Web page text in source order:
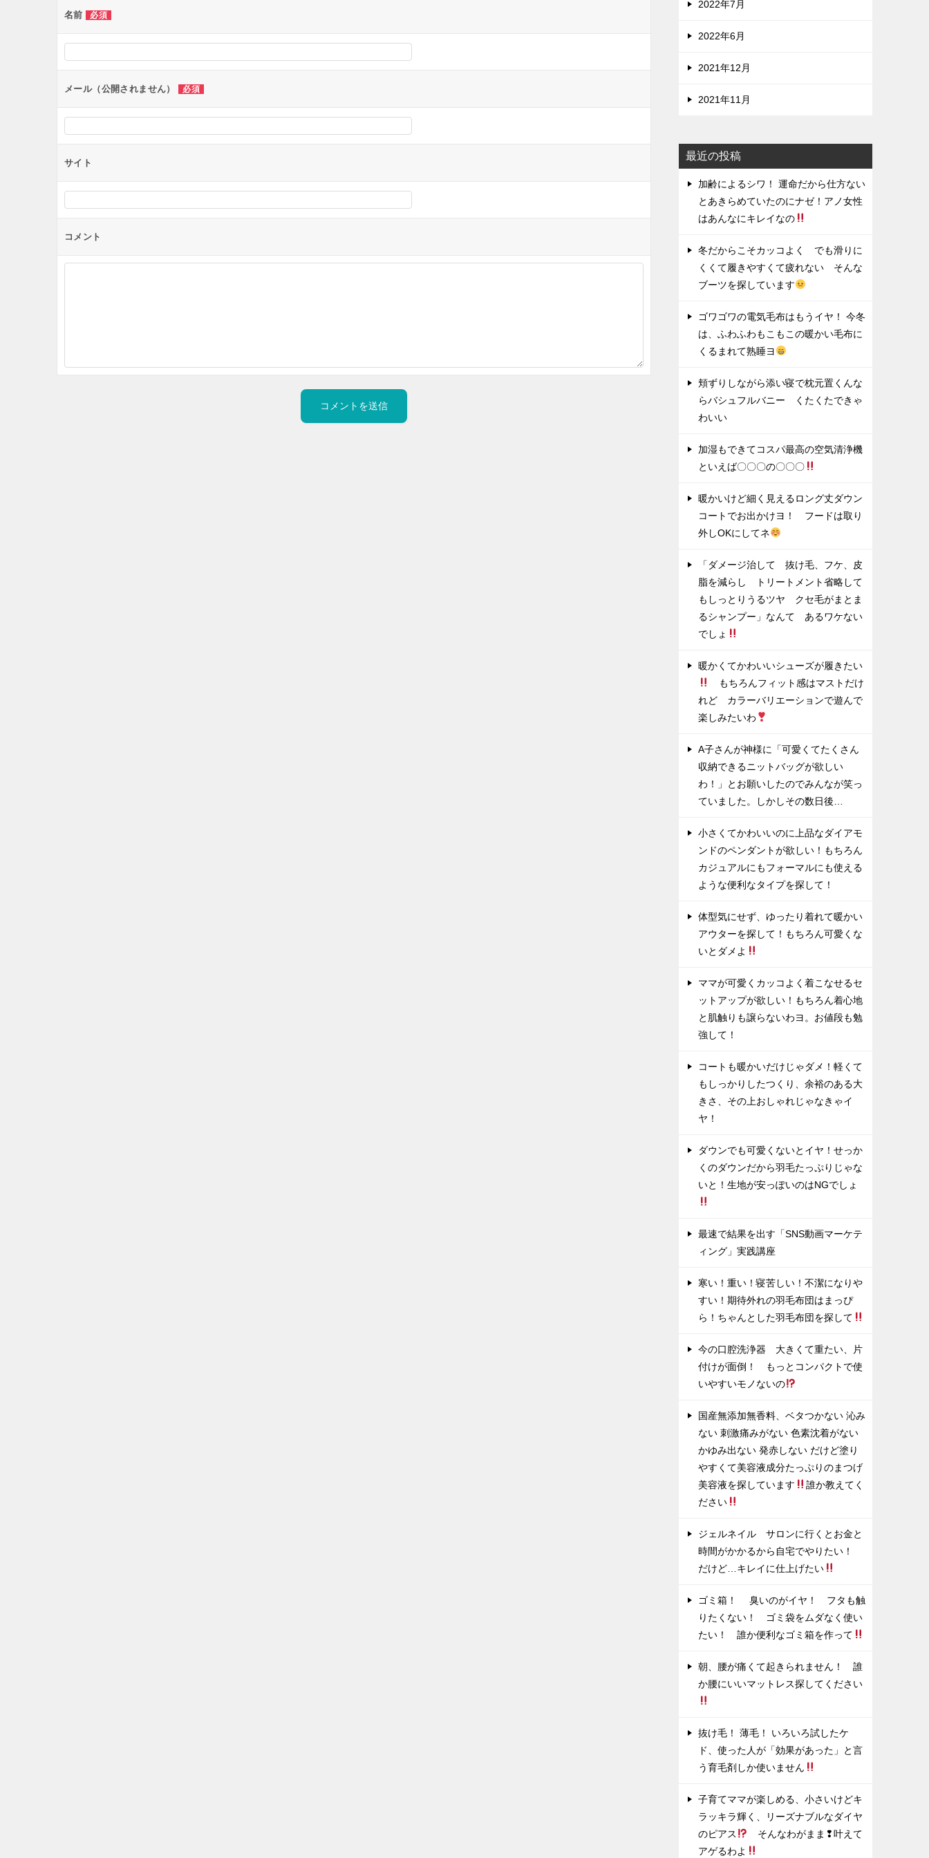
ー
ョ
ン
名前 必須
メール（公開されません） 必須
サイト
コメント
2022年7月
2022年6月
2021年12月
2021年11月
最近の投稿
加齢によるシワ！ 運命だから仕方ない
とあきらめていたのにナゼ！アノ女性
はあんなにキレイなの
冬だからこそカッコよく でも滑りに
くくて履きやすくて疲れない そんな
ブーツを探しています
ゴワゴワの電気毛布はもうイヤ！ 今冬
は、ふわふわもこもこの暖かい毛布に
くるまれて熟睡ヨ
頬ずりしながら添い寝で枕元置くんな
らバシュフルバニー くたくたできゃ
わいい
加湿もできてコスパ最高の空気清浄機
といえば〇〇〇の〇〇〇
暖かいけど細く見えるロング丈ダウン
コートでお出かけヨ！ フードは取り
外しOKにしてネ
「ダメージ治して 抜け毛、フケ、皮
脂を減らし トリートメント省略して
もしっとりうるツヤ クセ毛がまとま
るシャンプー」なんて あるワケない
でしょ
暖かくてかわいいシューズが履きたい
もちろんフィット感はマストだけ
れど カラーバリエーションで遊んで
楽しみたいわ
A子さんが神様に「可愛くてたくさん
収納できるニットバッグが欲しい
わ！」とお願いしたのでみんなが笑っ
ていました。しかしその数日後…
小さくてかわいいのに上品なダイアモ
ンドのペンダントが欲しい！もちろん
カジュアルにもフォーマルにも使える
ような便利なタイプを探して！
体型気にせず、ゆったり着れて暖かい
アウターを探して！もちろん可愛くな
いとダメよ
ママが可愛くカッコよく着こなせるセ
ットアップが欲しい！もちろん着心地
と肌触りも譲らないわヨ。お値段も勉
強して！
コートも暖かいだけじゃダメ！軽くて
もしっかりしたつくり、余裕のある大
きさ、その上おしゃれじゃなきゃイ
ヤ！
ダウンでも可愛くないとイヤ！せっか
くのダウンだから羽毛たっぷりじゃな
いと！生地が安っぽいのはNGでしょ
最速で結果を出す「SNS動画マーケテ
ィング」実践講座
寒い！重い！寝苦しい！不潔になりや
すい！期待外れの羽毛布団はまっぴ
ら！ちゃんとした羽毛布団を探して
今の口腔洗浄器 大きくて重たい、片
付けが面倒！ もっとコンパクトで使
いやすいモノないの
国産無添加無香料、ベタつかない 沁み
ない 刺激痛みがない 色素沈着がない
かゆみ出ない 発赤しない だけど塗り
やすくて美容液成分たっぷりのまつげ
美容液を探しています
誰か教えてく
ださい
ジェルネイル サロンに行くとお金と
時間がかかるから自宅でやりたい！
だけど…キレイに仕上げたい
ゴミ箱！ 臭いのがイヤ！ フタも触
りたくない！ ゴミ袋をムダなく使い
たい！ 誰か便利なゴミ箱を作って
朝、腰が痛くて起きられません！ 誰
か腰にいいマットレス探してください
抜け毛！ 薄毛！ いろいろ試したケ
ド、使った人が「効果があった」と言
う育毛剤しか使いません
子育てママが楽しめる、小さいけどキ
ラッキラ輝く、リーズナブルなダイヤ
のピアス
そんなわがまま❢叶えて
アゲるわよ